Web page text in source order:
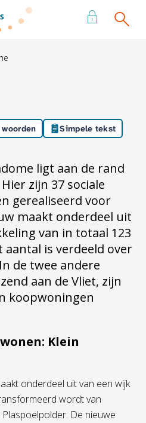
Simpele tekst
ligt aan de rand
zijn 37 sociale
gerealiseerd voor
maakt onderdeel uit
van in totaal 123
is verdeeld over
de twee andere
aan de Vliet, zijn
koopwoningen
Klein
onderdeel uit van een wijk
wordt van
De nieuwe